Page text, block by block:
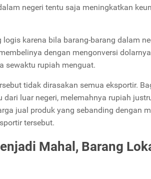
negeri tentu saja meningkatkan
karena bila barang-barang dalam
dengan mengonversi
sewaktu rupiah menguat.
tidak dirasakan semua eksportir.
dari luar negeri, melemahnya rupiah
jual produk yang sebanding dengan
tersebut.
Mahal, Barang